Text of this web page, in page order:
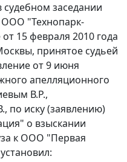
судебном заседании
ООО "Технопарк-
15 февраля 2010 года
принятое судьей
от 9 июня
апелляционного
В.Р.,
по иску (заявлению)
о взыскании
к ООО "Первая